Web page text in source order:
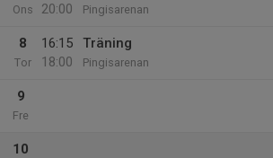
Ons
20:00
Pingisarenan
8
Tor
16:15
18:00
Träning
Pingisarenan
9
Fre
10